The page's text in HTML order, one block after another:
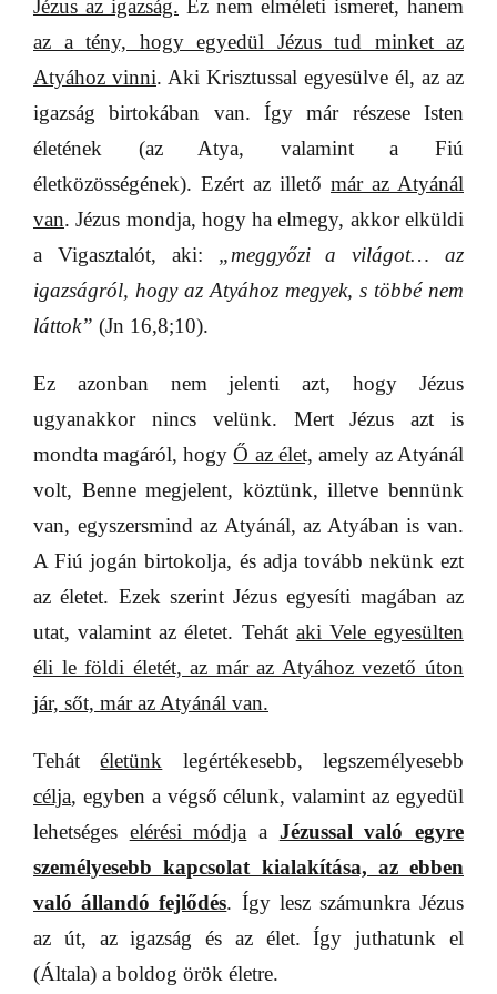
Jézus az igazság. Ez nem elméleti ismeret, hanem
az a tény, hogy egyedül Jézus tud minket az
Atyához vinni. Aki Krisztussal egyesülve él, az az
igazság birtokában van. Így már részese Isten
életének (az Atya, valamint a Fiú
életközösségének). Ezért az illető már az Atyánál
van. Jézus mondja, hogy ha elmegy, akkor elküldi
a Vigasztalót, aki: „meggyőzi a világot… az
igazságról, hogy az Atyához megyek, s többé nem
láttok” (Jn 16,8;10).
Ez azonban nem jelenti azt, hogy Jézus
ugyanakkor nincs velünk. Mert Jézus azt is
mondta magáról, hogyŐ az élet, amely az Atyánál
volt, Benne megjelent, köztünk, illetve bennünk
van, egyszersmind az Atyánál, az Atyában is van.
A Fiú jogán birtokolja, és adja tovább nekünk ezt
az életet. Ezek szerint Jézus egyesíti magában az
utat, valamint az életet. Tehát aki Vele egyesülten
éli le földi életét, az már az Atyához vezető úton
jár, sőt, már az Atyánál van.
Tehátéletünk legértékesebb, legszemélyesebb
célja, egyben a végső célunk, valamint az egyedül
lehetséges elérési módja a Jézussal való egyre
személyesebb kapcsolat kialakítása, az ebben
való állandó fejlődés. Így lesz számunkra Jézus
az út, az igazság és az élet. Így juthatunk el
(Általa) a boldog örök életre.